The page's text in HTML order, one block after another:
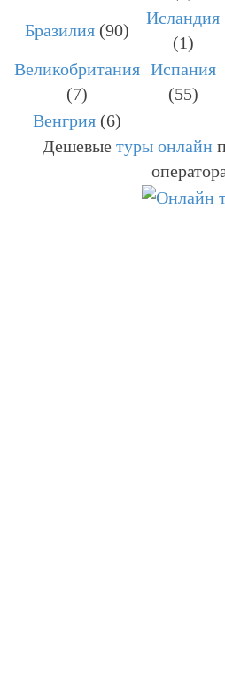
Бразилия (90)
Исландия
(1)
Великобритания
(7)
Испания
(55)
Венгрия (6)
Дешевые туры онлайн